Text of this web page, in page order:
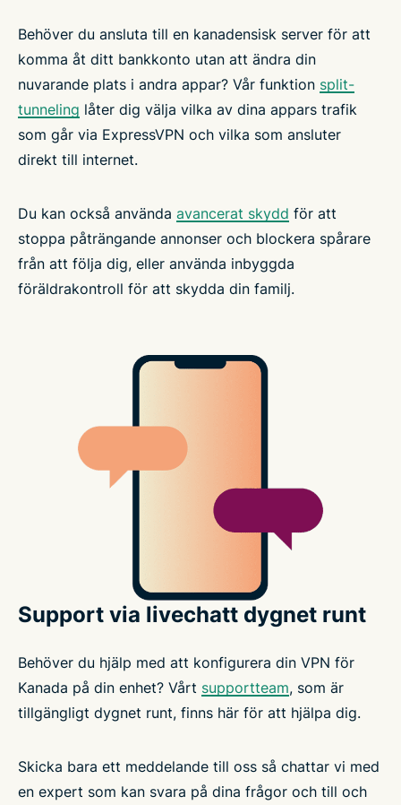
Behöver du ansluta till en kanadensisk server för att
komma åt ditt bankkonto utan att ändra din
nuvarande plats i andra appar? Vår funktion split-
tunneling låter dig välja vilka av dina appars trafik
som går via ExpressVPN och vilka som ansluter
direkt till internet.
Du kan också använda avancerat skydd för att
stoppa påträngande annonser och blockera spårare
från att följa dig, eller använda inbyggda
föräldrakontroll för att skydda din familj.
Support via livechatt dygnet runt
Behöver du hjälp med att konfigurera din VPN för
Kanada på din enhet? Vårt supportteam, som är
tillgängligt dygnet runt, finns här för att hjälpa dig.
Skicka bara ett meddelande till oss så chattar vi med
en expert som kan svara på dina frågor och till och